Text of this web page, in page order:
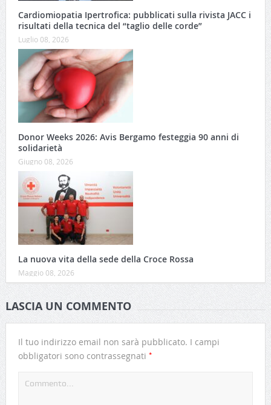
Cardiomiopatia Ipertrofica: pubblicati sulla rivista JACC i
risultati della tecnica del “taglio delle corde”
Luglio 08, 2026
Donor Weeks 2026: Avis Bergamo festeggia 90 anni di
solidarietà
Giugno 08, 2026
La nuova vita della sede della Croce Rossa
Maggio 08, 2026
LASCIA UN COMMENTO
Il tuo indirizzo email non sarà pubblicato. I campi
obbligatori sono contrassegnati *